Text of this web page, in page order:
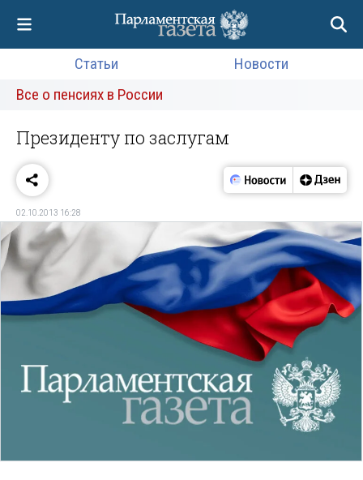
Статьи
Новости
Все о пенсиях в России
Президенту по заслугам
02.10.2013 16:28